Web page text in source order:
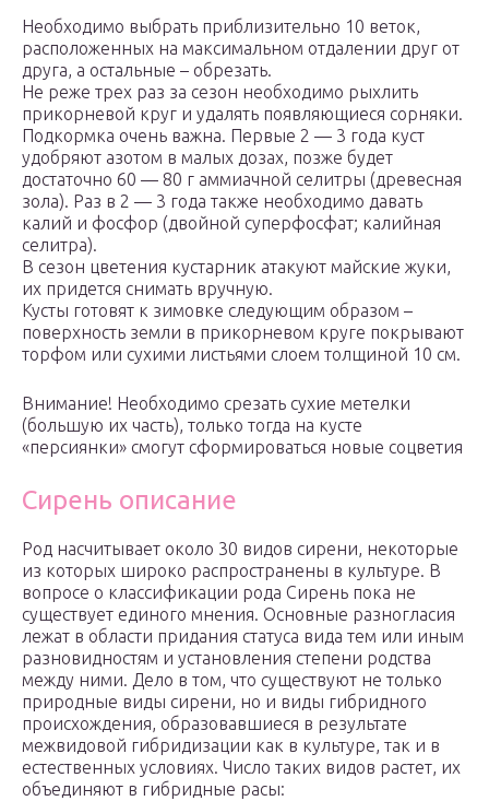
Необходимо выбрать приблизительно 10 веток,
расположенных на максимальном отдалении друг от
друга, а остальные – обрезать.
Не реже трех раз за сезон необходимо рыхлить
прикорневой круг и удалять появляющиеся сорняки.
Подкормка очень важна. Первые 2 — 3 года куст
удобряют азотом в малых дозах, позже будет
достаточно 60 — 80 г аммиачной селитры (древесная
зола). Раз в 2 — 3 года также необходимо давать
калий и фосфор (двойной суперфосфат; калийная
селитра).
В сезон цветения кустарник атакуют майские жуки,
их придется снимать вручную.
Кусты готовят к зимовке следующим образом –
поверхность земли в прикорневом круге покрывают
торфом или сухими листьями слоем толщиной 10 см.
Внимание! Необходимо срезать сухие метелки
(большую их часть), только тогда на кусте
«персиянки» смогут сформироваться новые соцветия
Сирень описание
Род насчитывает около 30 видов сирени, некоторые
из которых широко распространены в культуре. В
вопросе о классификации рода Сирень пока не
существует единого мнения. Основные разногласия
лежат в области придания статуса вида тем или иным
разновидностям и установления степени родства
между ними. Дело в том, что существуют не только
природные виды сирени, но и виды гибридного
происхождения, образовавшиеся в результате
межвидовой гибридизации как в культуре, так и в
естественных условиях. Число таких видов растет, их
объединяют в гибридные расы: